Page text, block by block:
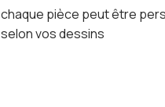
chaque pièce peut être
selon vos dessins